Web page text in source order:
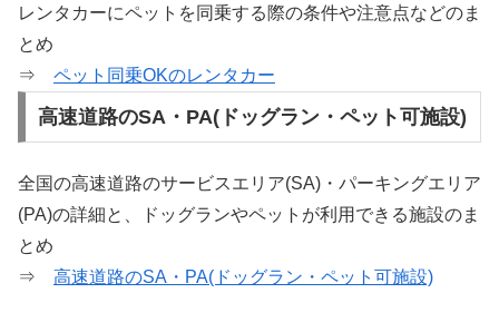
レンタカーにペットを同乗する際の条件や注意点などのま
とめ
⇒ ペット同乗OKのレンタカー
高速道路のSA・PA(ドッグラン・ペット可施設)
全国の高速道路のサービスエリア(SA)・パーキングエリア
(PA)の詳細と、ドッグランやペットが利用できる施設のま
とめ
⇒ 高速道路のSA・PA(ドッグラン・ペット可施設)